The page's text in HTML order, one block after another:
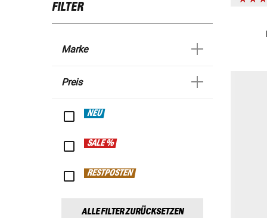
FILTER
Marke
Preis
NEU
SALE %
RESTPOSTEN
ALLE FILTER ZURÜCKSETZEN